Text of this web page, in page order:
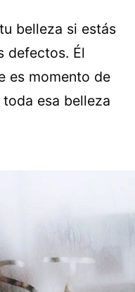
belleza si estás
defectos. Él
es momento de
esa belleza